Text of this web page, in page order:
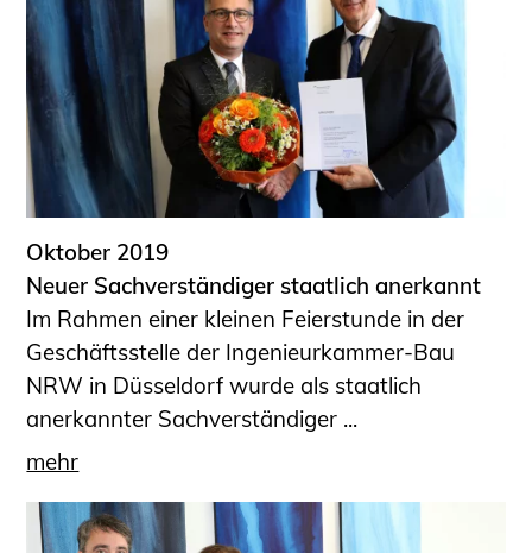
Oktober 2019
Neuer Sachverständiger staatlich anerkannt
Im Rahmen einer kleinen Feierstunde in der
Geschäftsstelle der Ingenieurkammer-Bau
NRW in Düsseldorf wurde als staatlich
anerkannter Sachverständiger ...
mehr